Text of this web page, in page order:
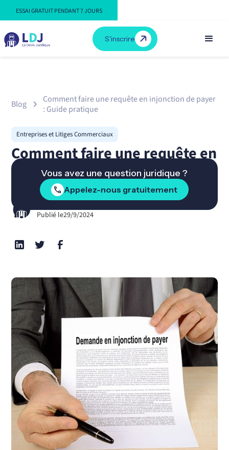
ESSAI GRATUIT PENDANT 7 JOURS
S'inscrire
Blog
Comment faire une requête en injonction de payer
: Guide pratique
Entreprises et Litiges Commerciaux
Comment faire une requête en
injonction de payer ?
Publié le29/9/2024
Vous avez une question juridique ?
Appelez-nous gratuitement